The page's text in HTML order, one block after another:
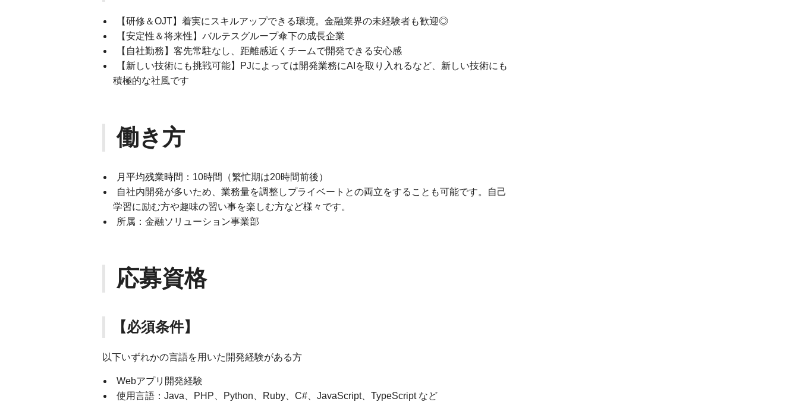
【研修＆OJT】着実にスキルアップできる環境。金融業界の未経験者も歓迎◎
【安定性＆将来性】バルテスグループ傘下の成長企業
【自社勤務】客先常駐なし、距離感近くチームで開発できる安心感
【新しい技術にも挑戦可能】PJによっては開発業務にAIを取り入れるなど、新しい技術にも
積極的な社風です
働き方
月平均残業時間：10時間（繁忙期は20時間前後）
自社内開発が多いため、業務量を調整しプライベートとの両立をすることも可能です。自己
学習に励む方や趣味の習い事を楽しむ方など様々です。
所属：金融ソリューション事業部
応募資格
【必須条件】
以下いずれかの言語を用いた開発経験がある方
Webアプリ開発経験
使用言語：Java、PHP、Python、Ruby、C#、JavaScript、TypeScript など